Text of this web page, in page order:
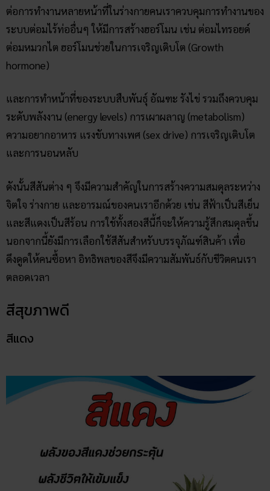
ต่อการทำงานหลายหน้าที่ในร่างกายคนเราควบคุมการทำงานของ
ระบบต่อมไร้ท่ออื่นๆ ให้มีการสร้างฮอร์โมน เช่น ต่อมไทรอยด์
ต่อมหมวกไต ฮอร์โมนช่วยในการเจริญเติบโต (Growth
hormone)
และการทำหน้าที่ของระบบสืบพันธุ์ อัณฑะ รังไข่ รวมถึงควบคุม
ระดับพลังงาน (energy levels) การเผาผลาญ (metabolism)
ความอยากอาหาร แรงขับทางเพศ (sex drive) การเจริญเติบโต
และการนอนหลับ
ดังนั้นสีสันต่าง ๆ จึงมีความสำคัญในการสร้างความสมดุลระหว่าง
จิตใจ ร่างกาย และอารมณ์ของคนเราอีกด้วย เช่น สีฟ้าเป็นสีเย็น
และสีแดงเป็นสีร้อน การใช้ทั้งสองสีนี้ก็จะให้ความรู้สึกสมดุลขึ้น
นอกจากนี้ยังมีการเลือกใช้สีสันสำหรับบรรจุภัณฑ์สินค้า เพื่อ
ดึงดูดให้คนซื้อหา อิทธิพลของสีจึงมีความสัมพันธ์กับชีวิตคนเรา
ตลอดเวลา
สีสุขภาพดี
สีแดง